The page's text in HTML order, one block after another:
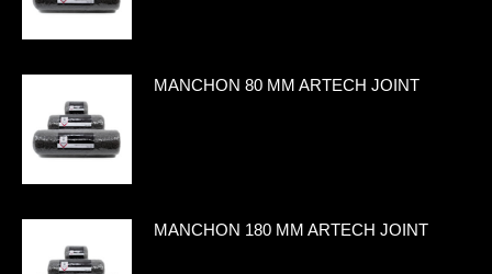
MANCHON 80 MM ARTECH JOINT
MANCHON 180 MM ARTECH JOINT